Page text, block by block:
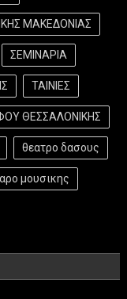
ΜΑΚΕΔΟΝΙΑΣ
ΣΕΜΙΝΑΡΙΑ
ΤΑΙΝΙΕΣ
ΘΕΣΣΑΛΟΝΙΚΗΣ
θεατρο δασους
μουσικης